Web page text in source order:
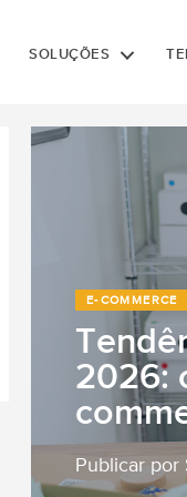
SOLUÇÕES
E‑COMMERCE
2026:
Publicar por